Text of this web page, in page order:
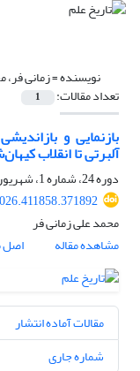
نویسنده =زمانی
تعداد مقالات: 1
بازنمایی و
آلبرتی تا انقلاب
دوره 24، شماره 1، شهریور 1405، صفحه
محمد علی زمانی فر
مشاهده مقاله
اصل
مقالات آماده انتشار
شماره جاری